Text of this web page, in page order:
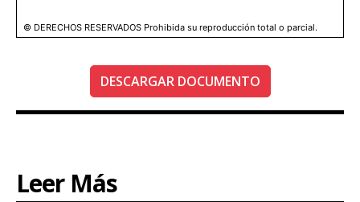
© DERECHOS RESERVADOS Prohibida su reproducción total o parcial.
DESCARGAR DOCUMENTO
Leer Más